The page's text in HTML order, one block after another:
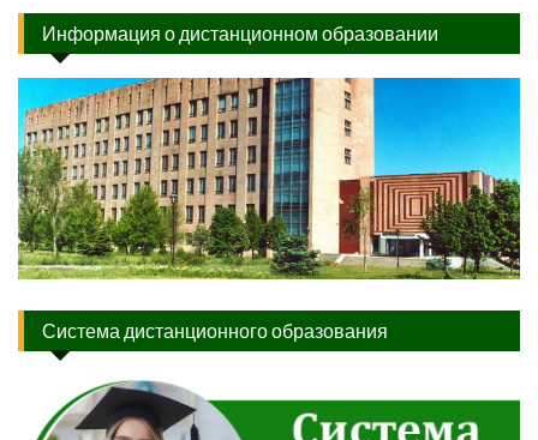
Информация о дистанционном образовании
Система дистанционного образования